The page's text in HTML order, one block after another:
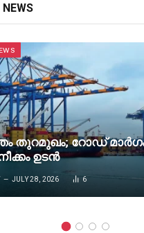
NEWS
തുറമുഖം; റോഡ്
ഉടൻ
JULY 28, 2026 6